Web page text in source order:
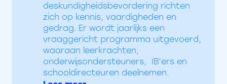
deskundigheidsbevordering richten
zich op kennis, vaardigheden en
gedrag. Er wordt jaarlijks een
vraaggericht programma uitgevoerd,
waaraan leerkrachten,
onderwijsondersteuners, IB’ers en
schooldirecteuren deelnemen.